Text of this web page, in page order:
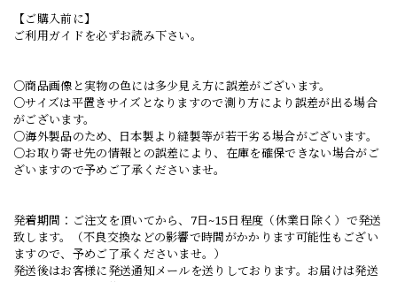
【ご購入前に】
ご利用ガイドを必ずお読み下さい。
○商品画像と実物の色には多少見え方に誤差がございます。
○サイズは平置きサイズとなりますので測り方により誤差が出る場合
がございます。
○海外製品のため、日本製より縫製等が若干劣る場合がございます。
○お取り寄せ先の情報との誤差により、在庫を確保できない場合がご
ざいますので予めご了承くださいませ。
発着期間：ご注文を頂いてから、7日~15日程度（休業日除く）で発送
致します。（不良交換などの影響で時間がかかります可能性もござい
ますので、予めご了承くださいませ。）
発送後はお客様に発送通知メールを送りしております。お届けは発送